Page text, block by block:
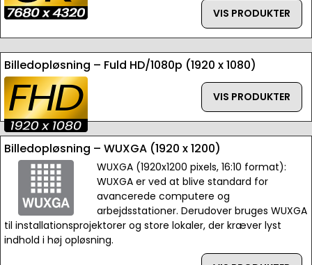
VIS PRODUKTER
Billedopløsning – Fuld HD/1080p (1920 x 1080)
VIS PRODUKTER
Billedopløsning – WUXGA (1920 x 1200)
WUXGA (1920x1200 pixels, 16:10 format):
WUXGA er ved at blive standard for
avancerede computere og
arbejdsstationer. Derudover bruges WUXGA
til installationsprojektorer og store lokaler, der kræver lyst
indhold i høj opløsning.